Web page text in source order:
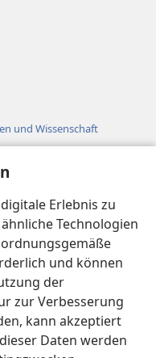
Erlebnis zu
Technologien
und können
der
zur Verbesserung
kann akzeptiert
Daten werden
und Wissenschaft